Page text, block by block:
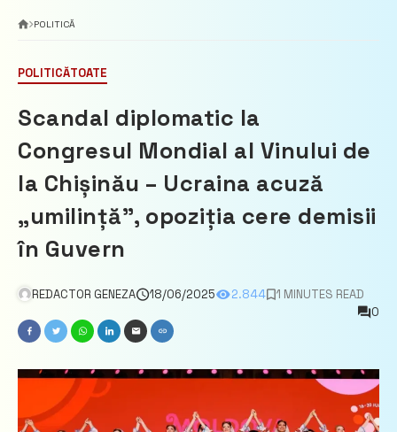
POLITICĂ
POLITICĂTOATE
Scandal diplomatic la
Congresul Mondial al Vinului de
la Chișinău – Ucraina acuză
„umilință”, opoziția cere demisii
în Guvern
REDACTOR GENEZA 18/06/2025 2.844
1 MINUTES READ
0